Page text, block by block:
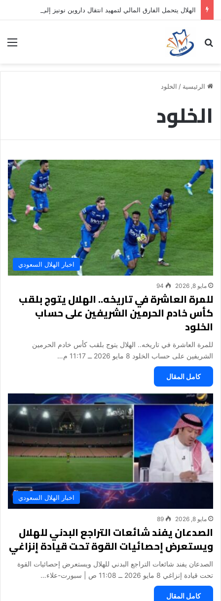
بحث عن
الرئيسية / الخلود
الخلود
اخبار الهلال السعودي
مايو 8, 2026 94
للمرة العاشرة في تاريخه.. الهلال يتوج بلقب
كأس خادم الحرمين الشريفين على حساب
الخلود
للمرة العاشرة في تاريخه.. الهلال يتوج بلقب كأس خادم الحرمين
الشريفين على حساب الخلود 8 مايو 2026 ــ 11:17 م…
كامل المقال
اخبار الهلال السعودي
مايو 8, 2026 89
الصدعان يفند شائعات التراجع البدني للهلال
ويستعرض إحصائيات القوة تحت قيادة إنزاغي
الصدعان يفند شائعات التراجع البدني للهلال ويستعرض إحصائيات القوة
تحت قيادة إنزاغي 8 مايو 2026 ــ 11:08 ص | سبورت-علاء…
كامل المقال